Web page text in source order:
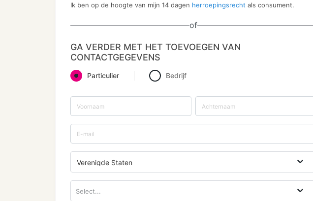
Ik ben op de hoogte van mijn 14 dagen herroepingsrecht als consument.
of
GA VERDER MET HET TOEVOEGEN VAN
CONTACTGEGEVENS
Particulier Bedrijf
Verenigde Staten
Select...